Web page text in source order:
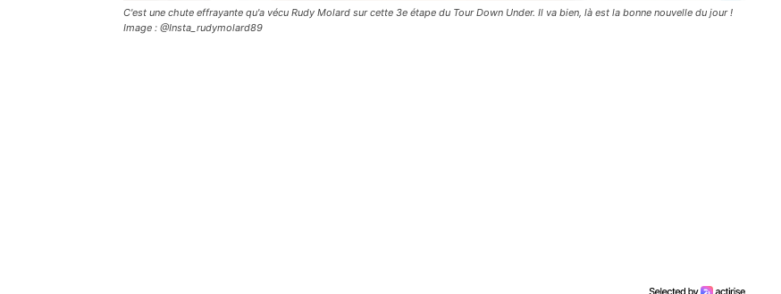
C'est une chute effrayante qu'a vécu Rudy Molard sur cette 3e étape du Tour Down Under. Il va bien, là est la bonne nouvelle du jour !
Image : @Insta_rudymolard89